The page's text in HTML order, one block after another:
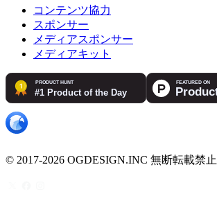
コンテンツ協力
スポンサー
メディアスポンサー
メディアキット
© 2017-2026 OGDESIGN.INC 無断転載禁止